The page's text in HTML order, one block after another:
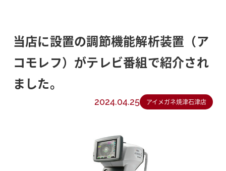
当店に設置の調節機能解析装置（ア
コモレフ）がテレビ番組で紹介され
ました。
2024.04.25 アイメガネ焼津石津店